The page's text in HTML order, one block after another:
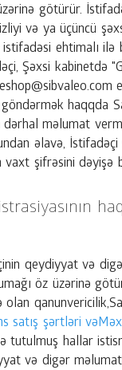
götürür.
və ya üçüncü
ehtimalı ilə
Şəxsi kabinetdə
haqqda
dərhal məlumat
əlavə, İstifadəçi
vaxt şifrəsini dəyişə
qeydiyyat və
öz üzərinə
olan
satış şərtləri
tutulmuş hallar
və digər